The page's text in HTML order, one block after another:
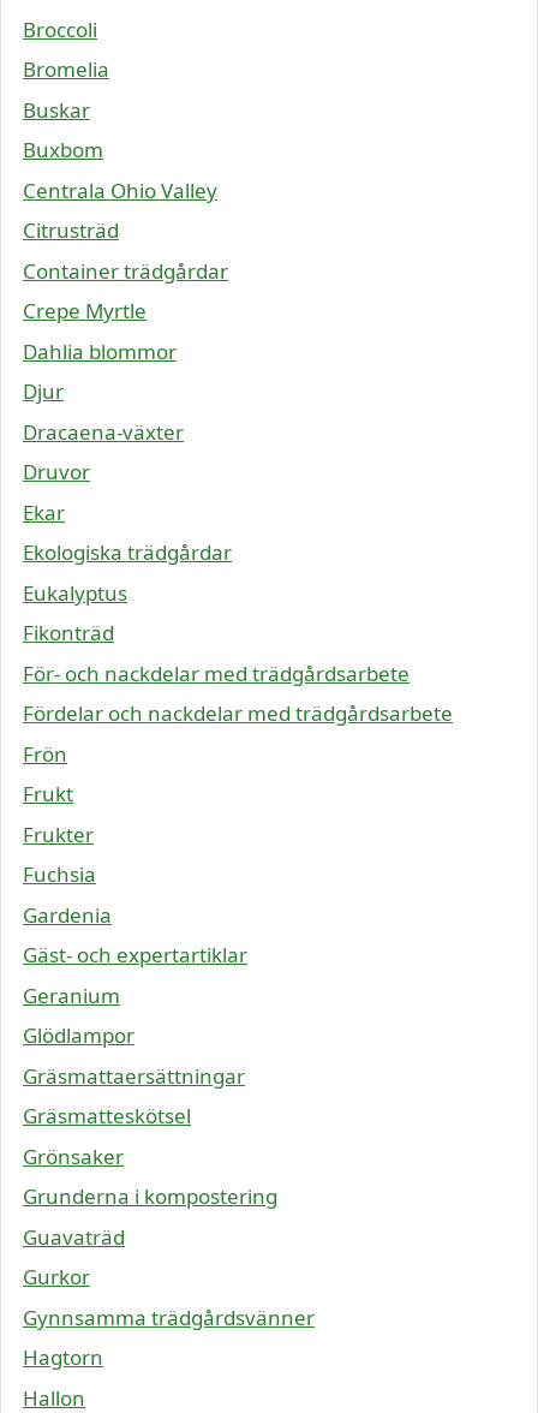
Broccoli
Bromelia
Buskar
Buxbom
Centrala Ohio Valley
Citrusträd
Container trädgårdar
Crepe Myrtle
Dahlia blommor
Djur
Dracaena-växter
Druvor
Ekar
Ekologiska trädgårdar
Eukalyptus
Fikonträd
För- och nackdelar med trädgårdsarbete
Fördelar och nackdelar med trädgårdsarbete
Frön
Frukt
Frukter
Fuchsia
Gardenia
Gäst- och expertartiklar
Geranium
Glödlampor
Gräsmattaersättningar
Gräsmatteskötsel
Grönsaker
Grunderna i kompostering
Guavaträd
Gurkor
Gynnsamma trädgårdsvänner
Hagtorn
Hallon